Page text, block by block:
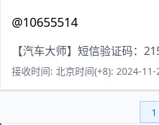
@10655514
【汽车大师】短信验证码：
接收时间: 北京时间(+8): 2024-
1